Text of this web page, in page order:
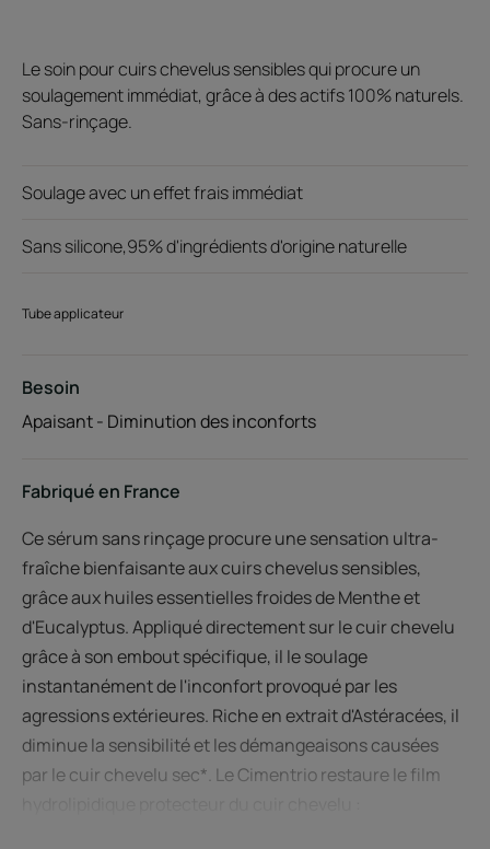
Le soin pour cuirs chevelus sensibles qui procure un
soulagement immédiat, grâce à des actifs 100% naturels.
Sans-rinçage.
Soulage avec un effet frais immédiat
Sans silicone,95% d'ingrédients d'origine naturelle
Tube applicateur
Besoin
Apaisant - Diminution des inconforts
Fabriqué en France
Ce sérum sans rinçage procure une sensation ultra-
fraîche bienfaisante aux cuirs chevelus sensibles,
grâce aux huiles essentielles froides de Menthe et
d'Eucalyptus. Appliqué directement sur le cuir chevelu
grâce à son embout spécifique, il le soulage
instantanément de l'inconfort provoqué par les
agressions extérieures. Riche en extrait d'Astéracées, il
diminue la sensibilité et les démangeaisons causées
par le cuir chevelu sec*. Le Cimentrio restaure le film